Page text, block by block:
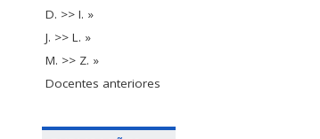
D. >> I. »
J. >> L. »
M. >> Z. »
Docentes anteriores